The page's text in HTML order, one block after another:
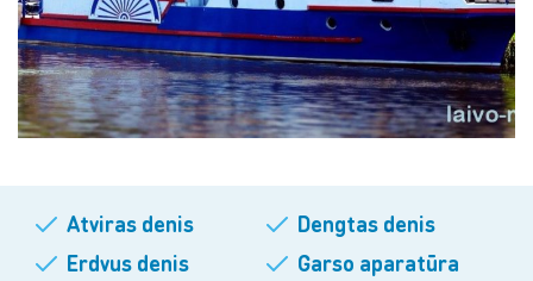
Atviras denis
Dengtas denis
Erdvus denis
Garso aparatūra